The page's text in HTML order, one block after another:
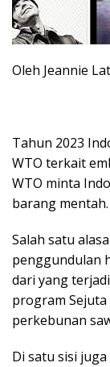
Oleh Jeannie
Tahun 2023
WTO terkait
WTO minta
barang mentah.
Salah satu
penggundulan
dari yang
program
perkebunan
Di satu sisi